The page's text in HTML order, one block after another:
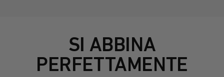
SI ABBINA
PERFETTAMENTE